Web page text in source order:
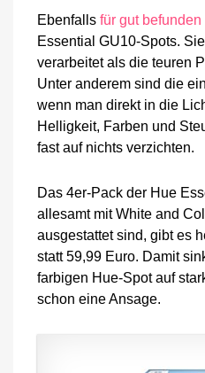
Ebenfalls für gut befunden
Essential GU10-Spots.
verarbeitet als die teuren
Unter anderem sind die
wenn man direkt in die
Helligkeit, Farben und
fast auf nichts verzichten.
Das 4er-Pack der Hue
allesamt mit White and
ausgestattet sind, gibt es
statt 59,99 Euro. Damit
farbigen Hue-Spot auf
schon eine Ansage.